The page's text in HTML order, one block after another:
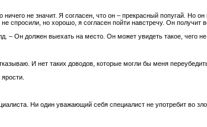
не значит. Я согласен, что он – прекрасный попугай. Но
спросили, но хорошо, я согласен пойти навстречу. Он получит
– Он должен выехать на место. Он может увидеть такое, чего
И нет таких доводов, которые могли бы меня
Ни один уважающий себя специалист не употребит во зло